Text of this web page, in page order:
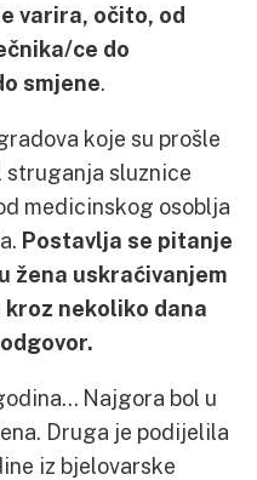
varira, očito, od
ce do
smjene.
koje su prošle
struganja sluznice
medicinskog osoblja
Postavlja se pitanje
žena uskraćivanjem
nekoliko dana
Najgora bol u
Druga je podijelila
iz bjelovarske